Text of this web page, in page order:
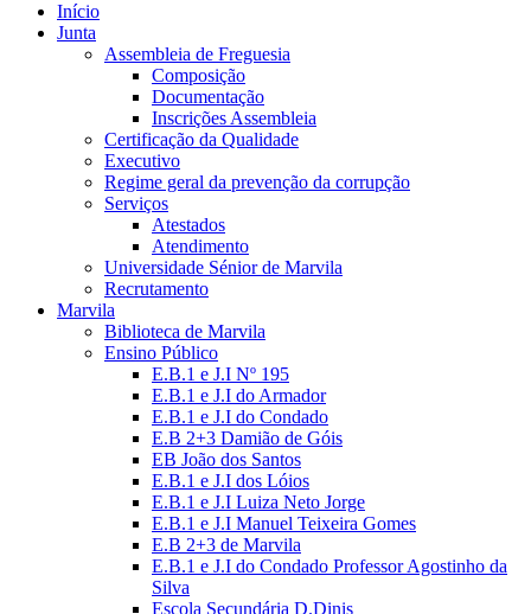
Início
Junta
Assembleia de Freguesia
Composição
Documentação
Inscrições Assembleia
Certificação da Qualidade
Executivo
Regime geral da prevenção da corrupção
Serviços
Atestados
Atendimento
Universidade Sénior de Marvila
Recrutamento
Marvila
Biblioteca de Marvila
Ensino Público
E.B.1 e J.I Nº 195
E.B.1 e J.I do Armador
E.B.1 e J.I do Condado
E.B 2+3 Damião de Góis
EB João dos Santos
E.B.1 e J.I dos Lóios
E.B.1 e J.I Luiza Neto Jorge
E.B.1 e J.I Manuel Teixeira Gomes
E.B 2+3 de Marvila
E.B.1 e J.I do Condado Professor Agostinho da
Silva
Escola Secundária D.Dinis